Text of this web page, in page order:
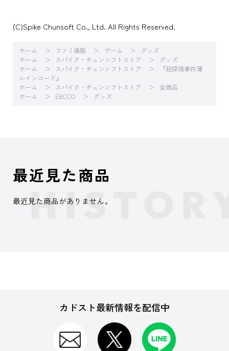
(C)Spike Chunsoft Co., Ltd. All Rights Reserved.
ホーム ファミ通販 ゲーム
グッズ
ホーム
スパイク・チュンソフトストア
グッズ
ホーム
スパイク・チュンソフトストア
『超探偵事件簿
レインコード』
ホーム
スパイク・チュンソフトストア
全商品
ホーム
EBCCO グッズ
最近見た商品
最近見た商品がありません。
カドスト最新情報を配信中